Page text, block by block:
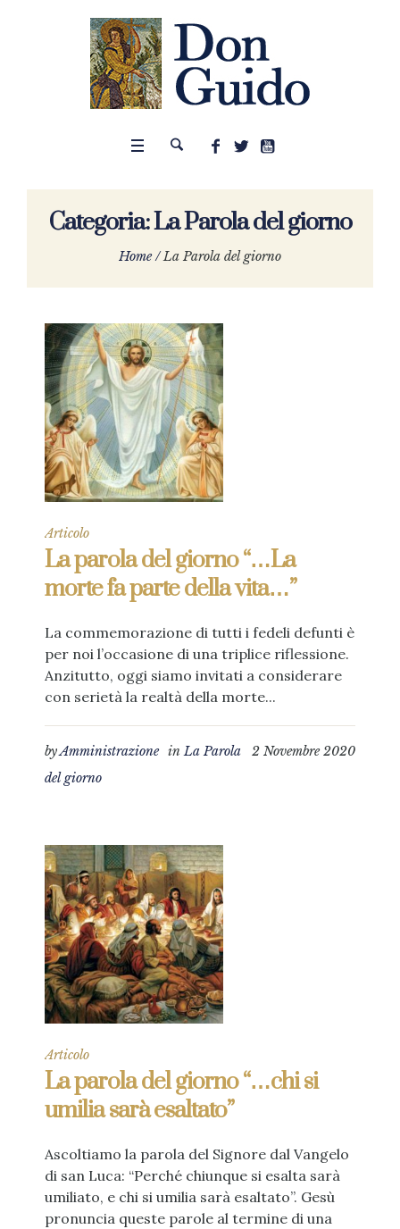
Categoria:La Parola del giorno
Home /La Parola del giorno
Articolo
La parola del giorno “…La
morte fa parte della vita…”
La commemorazione di tutti i fedeli defunti è
per noi l’occasione di una triplice riflessione.
Anzitutto, oggi siamo invitati a considerare
con serietà la realtà della morte...
2 Novembre 2020
byAmministrazione inLa Parola
del giorno
Articolo
La parola del giorno “…chi si
umilia sarà esaltato”
Ascoltiamo la parola del Signore dal Vangelo
di san Luca: “Perché chiunque si esalta sarà
umiliato, e chi si umilia sarà esaltato”. Gesù
pronuncia queste parole al termine di una